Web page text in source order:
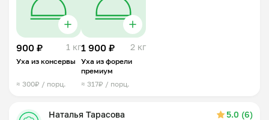
900 ₽ 1 кг
Уха из консервы
≈ 300₽ / порц.
1 900 ₽ 2 кг
Уха из форели
премиум
≈ 317₽ / порц.
Наталья Тарасова 5.0 (6)